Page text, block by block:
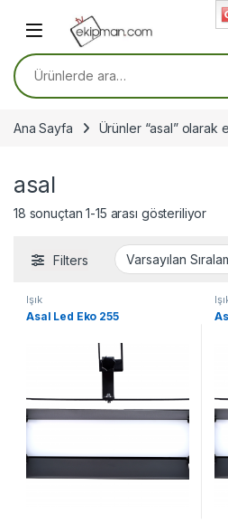
Ara:
Ana Sayfa Ürünler “asal” olarak
asal
18 sonuçtan 1-15 arası gösteriliyor
Filters
Işık
Asal Led Eko 255